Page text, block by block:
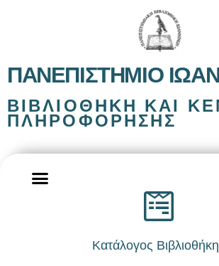
ΠΑΝΕΠΙΣΤΉΜΙΟ
ΒΙΒΛΙΟΘΉΚΗ ΚΑΙ
ΠΛΗΡΟΦΌΡΗΣΗΣ
Κατάλογος